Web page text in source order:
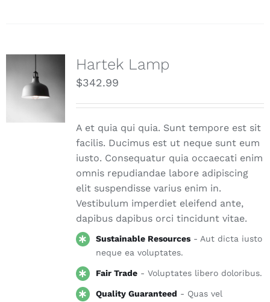
Hartek Lamp
$342.99
A et quia qui quia. Sunt tempore est sit
facilis. Ducimus est ut neque sunt eum
iusto. Consequatur quia occaecati enim
omnis repudiandae labore adipiscing
elit suspendisse varius enim in.
Vestibulum imperdiet eleifend ante,
dapibus dapibus orci tincidunt vitae.
Sustainable Resources - Aut dicta iusto
neque ea voluptates.
Fair Trade - Voluptates libero doloribus.
Quality Guaranteed - Quas vel